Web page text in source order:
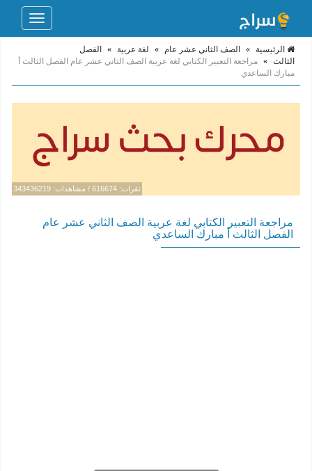
Toggle
الرئيسية » الصف الثاني عشر عام » لغة عربية »
الفصل
الثالث » مراجعة التعبير الكتابي لغة عربية الصف الثاني عشر عام الفصل الثالث أ
مبارك الساعدي
نقرات: 616674 / مشاهدات: 343436219
مراجعة التعبير الكتابي لغة عربية الصف الثاني عشر عام
الفصل الثالث أ مبارك الساعدي